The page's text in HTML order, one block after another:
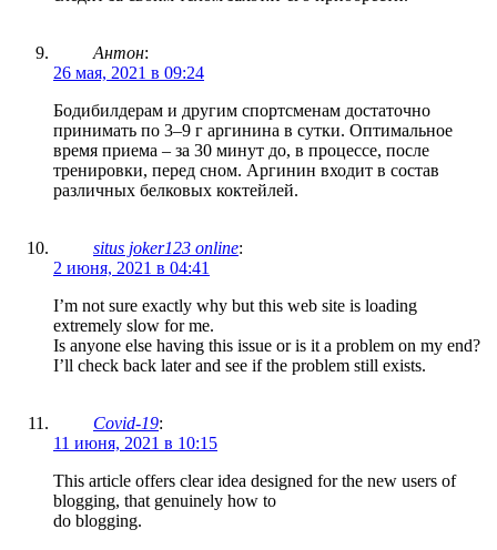
Антон:
26 мая, 2021 в 09:24
Бодибилдерам и другим спортсменам достаточно
принимать по 3–9 г аргинина в сутки. Оптимальное
время приема – за 30 минут до, в процессе, после
тренировки, перед сном. Аргинин входит в состав
различных белковых коктейлей.
situs joker123 online:
2 июня, 2021 в 04:41
I’m not sure exactly why but this web site is loading
extremely slow for me.
Is anyone else having this issue or is it a problem on my end?
I’ll check back later and see if the problem still exists.
Covid-19:
11 июня, 2021 в 10:15
This article offers clear idea designed for the new users of
blogging, that genuinely how to
do blogging.